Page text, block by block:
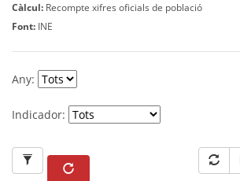
Càlcul: Recompte xifres oficials de població
Font: INE
Any:
Indicador: